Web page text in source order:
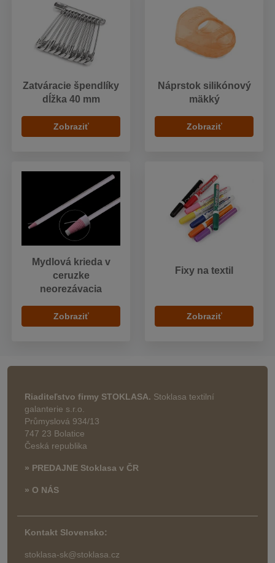
Zatváracie špendlíky
dĺžka 40 mm
Zobraziť
Náprstok silikónový
mäkký
Zobraziť
Mydlová krieda v
ceruzke
neorezávacia
Zobraziť
Fixy na textil
Zobraziť
Riaditeľstvo firmy STOKLASA. Stoklasa textilní
galanterie s.r.o.
Průmyslová 934/13
747 23 Bolatice
Česká republika
» PREDAJNE Stoklasa v ČR
» O NÁS
Kontakt Slovensko:
stoklasa-sk@stoklasa.cz